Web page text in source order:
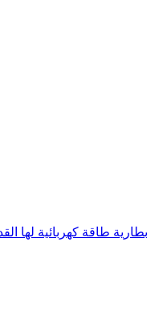
بطارية طاقة كهربائية لها